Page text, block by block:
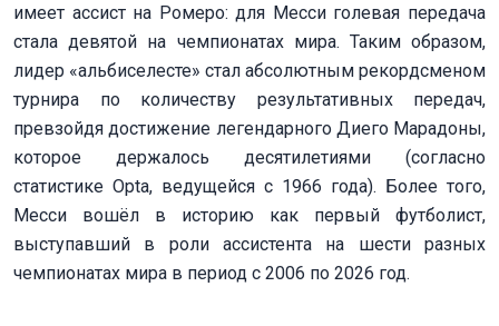
имеет ассист на Ромеро: для Месси голевая передача
стала девятой на чемпионатах мира. Таким образом,
лидер «альбиселесте» стал абсолютным рекордсменом
турнира по количеству результативных передач,
превзойдя достижение легендарного Диего Марадоны,
которое держалось десятилетиями (согласно
статистике Opta, ведущейся с 1966 года). Более того,
Месси вошёл в историю как первый футболист,
выступавший в роли ассистента на шести разных
чемпионатах мира в период с 2006 по 2026 год.